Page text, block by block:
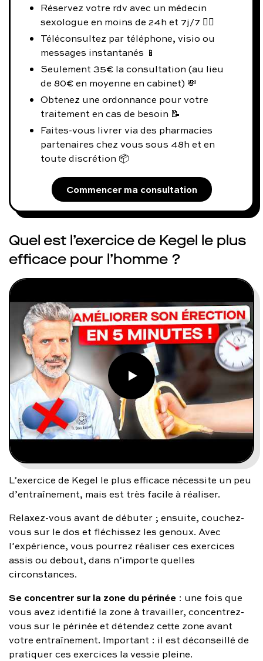
Réservez votre rdv avec un médecin
sexologue en moins de 24h et 7j/7 👨‍⚕️
Téléconsultez par téléphone, visio ou
messages instantanés 📱
Seulement 35€ la consultation (au lieu
de 80€ en moyenne en cabinet) 💸
Obtenez une ordonnance pour votre
traitement en cas de besoin 📝
Faites-vous livrer via des pharmacies
partenaires chez vous sous 48h et en
toute discrétion 📦
Commencer ma consultation
Quel est l’exercice de Kegel le plus
efficace pour l’homme ?
L’exercice de Kegel le plus efficace nécessite un peu
d’entraînement, mais est très facile à réaliser.
Relaxez-vous avant de débuter ; ensuite, couchez-
vous sur le dos et fléchissez les genoux. Avec
l’expérience, vous pourrez réaliser ces exercices
assis ou debout, dans n’importe quelles
circonstances.
Se concentrer sur la zone du périnée : une fois que
vous avez identifié la zone à travailler, concentrez-
vous sur le périnée et détendez cette zone avant
votre entraînement. Important : il est déconseillé de
pratiquer ces exercices la vessie pleine.